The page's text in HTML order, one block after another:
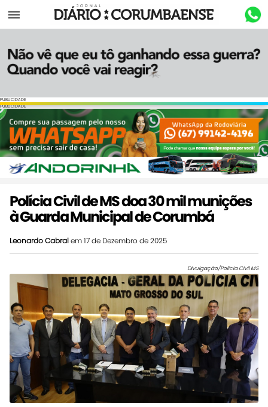
Menu
PUBLICIDADE
PUBLICIDADE
Polícia Civil de MS doa 30 mil munições
à Guarda Municipal de Corumbá
Leonardo Cabralem 17 de Dezembro de 2025
Divulgação/Polícia Civil MS